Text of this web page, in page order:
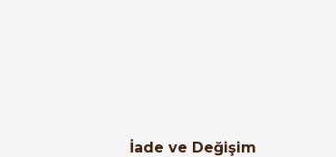
İade ve Değişim